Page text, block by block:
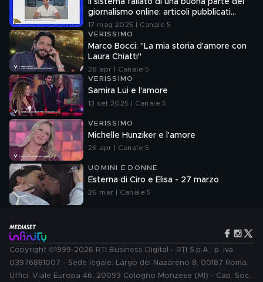
Il sistema fallato di una buona parte del
giornalismo online: articoli pubblicati
senza la verifica delle fonti
17 mag 2025 | Canale 5
VERISSIMO
Marco Bocci: "La mia storia d'amore con
Laura Chiatti"
26 apr | Canale 5
VERISSIMO
Samira Lui e l'amore
13 set 2025 | Canale 5
VERISSIMO
Michelle Hunziker e l'amore
26 apr | Canale 5
UOMINI E DONNE
Esterna di Ciro e Elisa - 27 marzo
26 mar | Canale 5
Copyright ©1999-2026 RTI Business Digital - RTI S.p.A.: p. iva
03976881007 - Sede legale: Largo del Nazareno 8, 00187 Roma.
Uffici: Viale Europa 46, 20093 Cologno Monzese (MI) - Cap. Soc.